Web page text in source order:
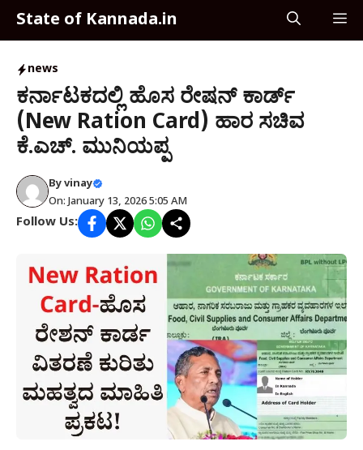
Skip
State of Kannada.in
news
ಕರ್ನಾಟಕದಲ್ಲಿ ಹೊಸ ರೇಷನ್ ಕಾರ್ಡ್
(New Ration Card) ಹಾರ ಸಚಿವ
ಕೆ.ಎಚ್. ಮುನಿಯಪ್ಪ
Byvinay
On: January 13, 2026 5:05 AM
Follow Us: